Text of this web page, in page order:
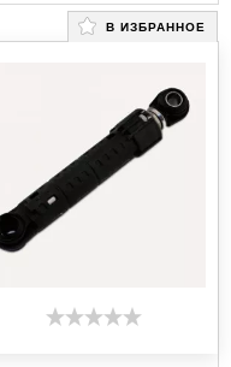
В ИЗБРАННОЕ